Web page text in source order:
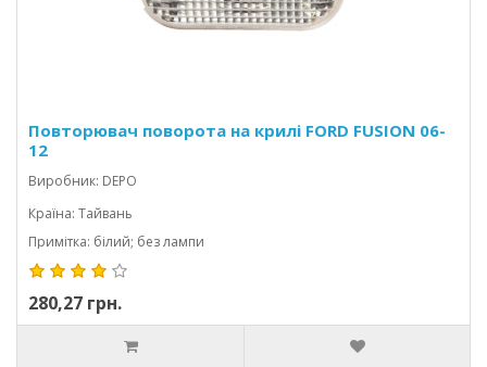
Повторювач поворота на крилі FORD FUSION 06-
12
Виробник: DEPO
Країна: Тайвань
Примітка: білий; без лампи
280,27 грн.